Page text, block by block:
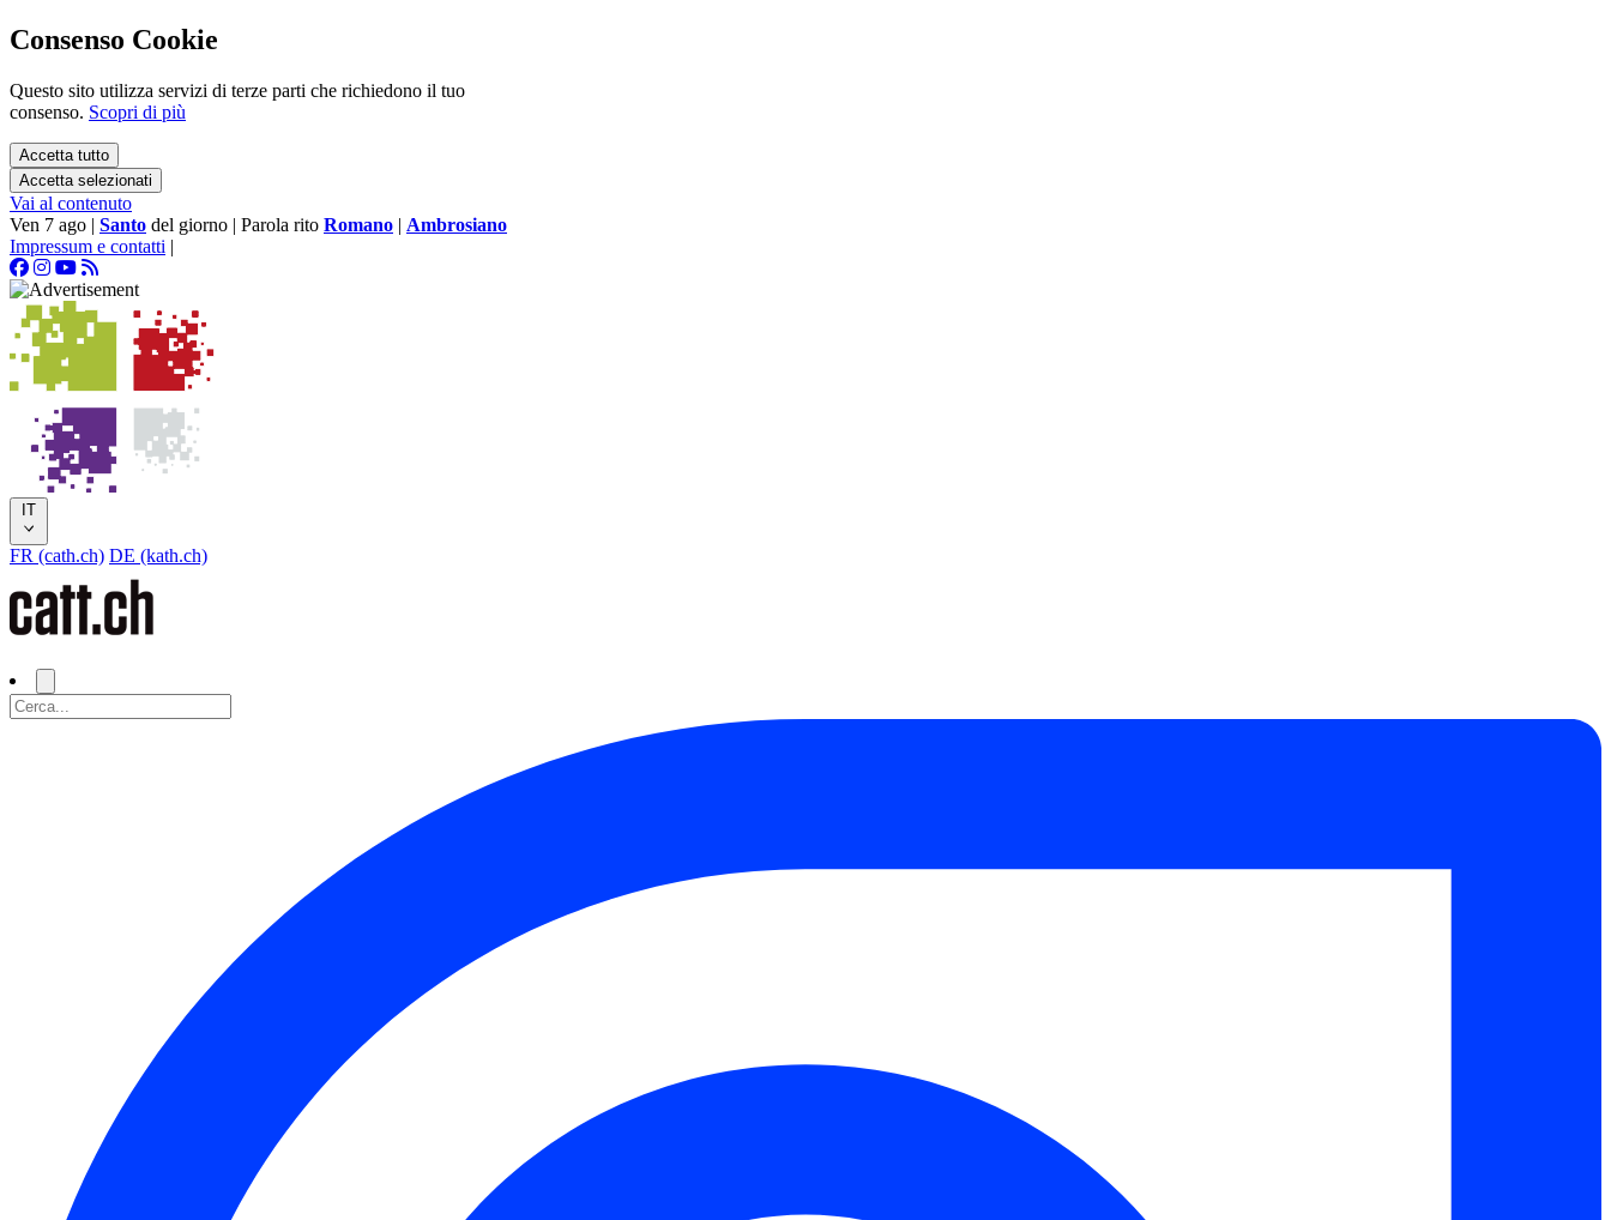
Consenso Cookie
Questo sito utilizza servizi di terze parti che richiedono il tuo
consenso. Scopri di più
Accetta tutto
Accetta selezionati
Vai al contenuto
Ven 7 ago | Santo del giorno | Parola rito Romano | Ambrosiano
Impressum e contatti |
IT
FR (cath.ch) DE (kath.ch)